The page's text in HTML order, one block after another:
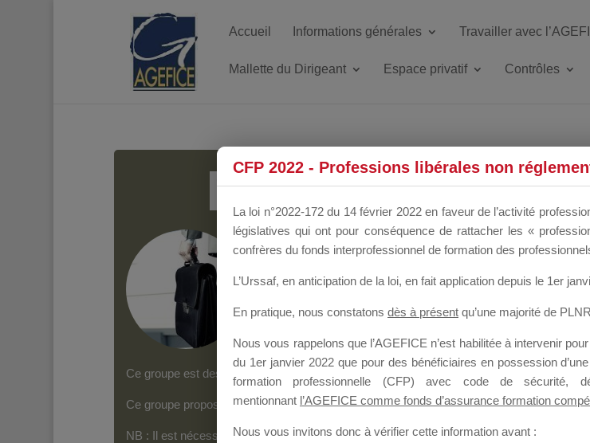
Accueil Informations générales Travailler avec
Mallette du Dirigeant Espace privatif Contrôles
MALLETTE
Groupe Public il y a un mois
Ce groupe est destiné aux Organismes de Formation qui souhaitent répondre à l’Appel à
Ce groupe propose un forum dédié au support sur lequel il est possible de laisser un
NB : Il est nécessaire d’êtreinscrit(e)pour pouvoir rejoindre ce groupe
CFP 2022 - Professions libérales non
La loi n°2022-172 du 14 février 2022 en faveur de l’activité
législatives qui ont pour conséquence de rattacher les «
confrères du fonds interprofessionnel de formation des
L’Urssaf, en anticipation de la loi, en fait application depuis le 1er
En pratique, nous constatons dès à présent qu’une majorité de
Nous vous rappelons que l’AGEFICE n’est habilitée à intervenir
du 1er janvier 2022 que pour des bénéficiaires en possession
formation professionnelle (CFP) avec code de sécurité,
mentionnant l’AGEFICE comme fonds d’assurance formation
Nous vous invitons donc à vérifier cette information avant :